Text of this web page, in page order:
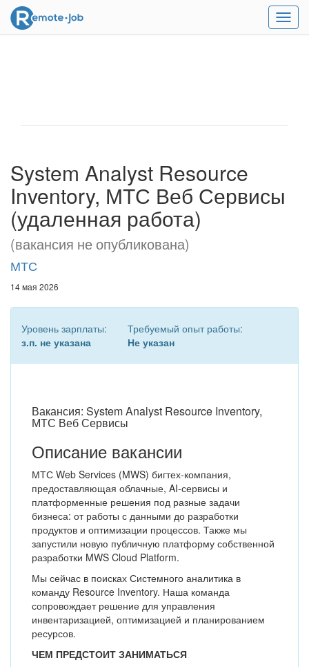
Меню
System Analyst Resource
Inventory, МТС Веб Сервисы
(удаленная работа)
(вакансия не опубликована)
МТС
14 мая 2026
Уровень зарплаты:
з.п. не указана
Требуемый опыт работы:
Не указан
Вакансия: System Analyst Resource Inventory,
МТС Веб Сервисы
Описание вакансии
МТС Web Services (MWS) бигтех-компания,
предоставляющая облачные, AI-сервисы и
платформенные решения под разные задачи
бизнеса: от работы с данными до разработки
продуктов и оптимизации процессов. Также мы
запустили новую публичную платформу собственной
разработки MWS Cloud Platform.
Мы сейчас в поисках Системного аналитика в
команду Resource Inventory. Наша команда
сопровождает решение для управления
инвентаризацией, оптимизацией и планированием
ресурсов.
ЧЕМ ПРЕДСТОИТ ЗАНИМАТЬСЯ